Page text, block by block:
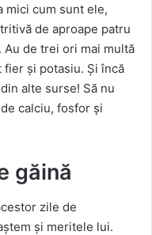
mici cum sunt ele,
de aproape patru
Au de trei ori mai multă
fier și potasiu. Și încă
alte surse! Să nu
calciu, fosfor și
găină
zile de
și meritele lui.